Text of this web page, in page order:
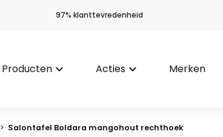
97% klanttevredenheid
Producten keyboard_arrow_down Acties keyboard_arrow_down Merken
> Salontafel Boldara mangohout rechthoek